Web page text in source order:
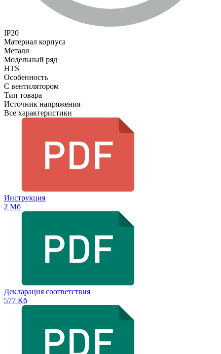
IP20
Материал корпуса
Металл
Модельный ряд
HTS
Особенность
С вентилятором
Тип товара
Источник напряжения
Все характеристики
Инструкция
2 Мб
Декларация соответствия
577 Кб